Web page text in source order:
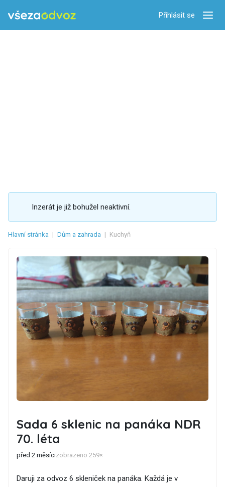
Přihlásit se
Inzerát je již bohužel neaktivní.
Hlavní stránka | Dům a zahrada | Kuchyň
Sada 6 sklenic na panáka NDR
70. léta
před 2 měsícizobrazeno 259×
Daruji za odvoz 6 skleniček na panáka. Každá je v